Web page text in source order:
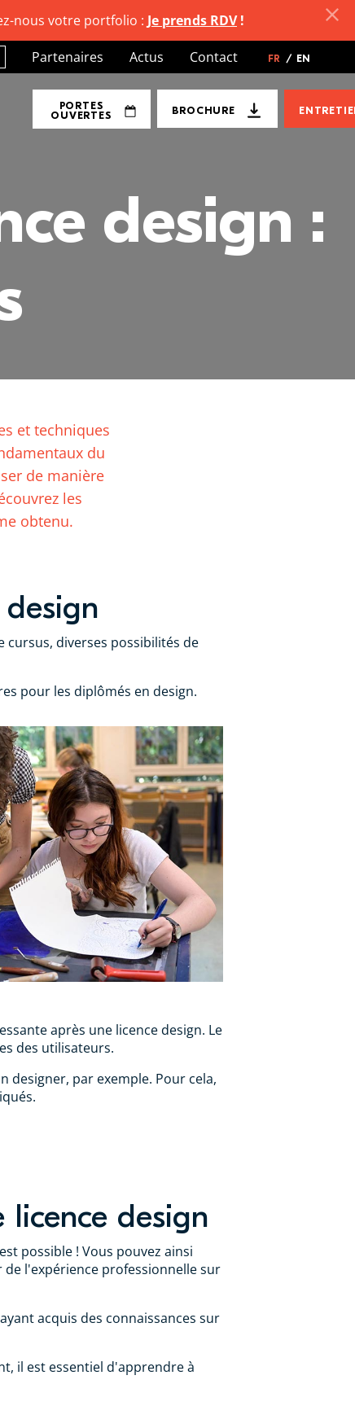
design :
et techniques
du
de manière
les
obtenu.
cursus, diverses possibilités de
pour les diplômés en design.
après une licence design. Le
des utilisateurs.
designer, par exemple. Pour cela,
design
possible ! Vous pouvez ainsi
l'expérience professionnelle sur
acquis des connaissances sur
il est essentiel d'apprendre à
Partenaires Actus Contact FR / EN
PORTES
OUVERTES
BROCHURE
nous votre portfolio : Je prends RDV!